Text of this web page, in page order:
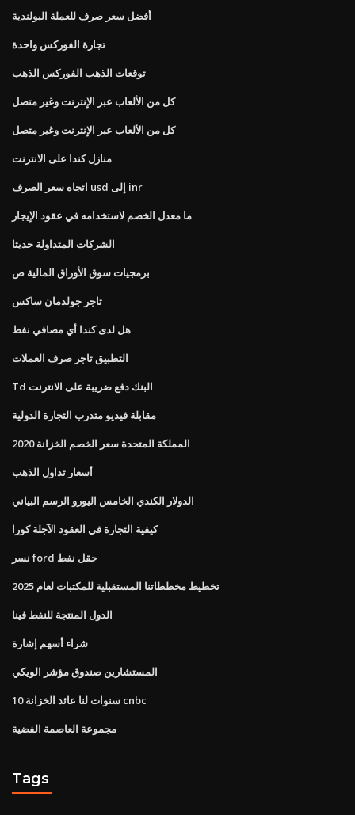
أفضل سعر صرف للعملة البولندية
تجارة الفوركس واحدة
توقعات الذهب الفوركس الذهب
كل من الألعاب عبر الإنترنت وغير متصل
كل من الألعاب عبر الإنترنت وغير متصل
منازل كندا على الانترنت
اتجاه سعر الصرف usd إلى inr
ما معدل الخصم لاستخدامه في عقود الإيجار
الشركات المتداولة حديثا
برمجيات سوق الأوراق المالية ص
تاجر جولدمان ساكس
هل لدى كندا أي مصافي نفط
التطبيق تاجر صرف العملات
Td البنك دفع ضريبة على الانترنت
مقابلة فيديو متدرب التجارة الدولية
المملكة المتحدة سعر الخصم الخزانة 2020
أسعار تداول الذهب
الدولار الكندي الخامس اليورو الرسم البياني
كيفية التجارة في العقود الآجلة كورا
نسر ford حقل نفط
تخطيط مخططاتنا المستقبلية للمكتبات لعام 2025
الدول المنتجة للنفط فينا
شراء أسهم إشارة
المستشارين صندوق مؤشر الويكي
10 سنوات لنا عائد الخزانة cnbc
مجموعة العاصمة الفضية
Tags